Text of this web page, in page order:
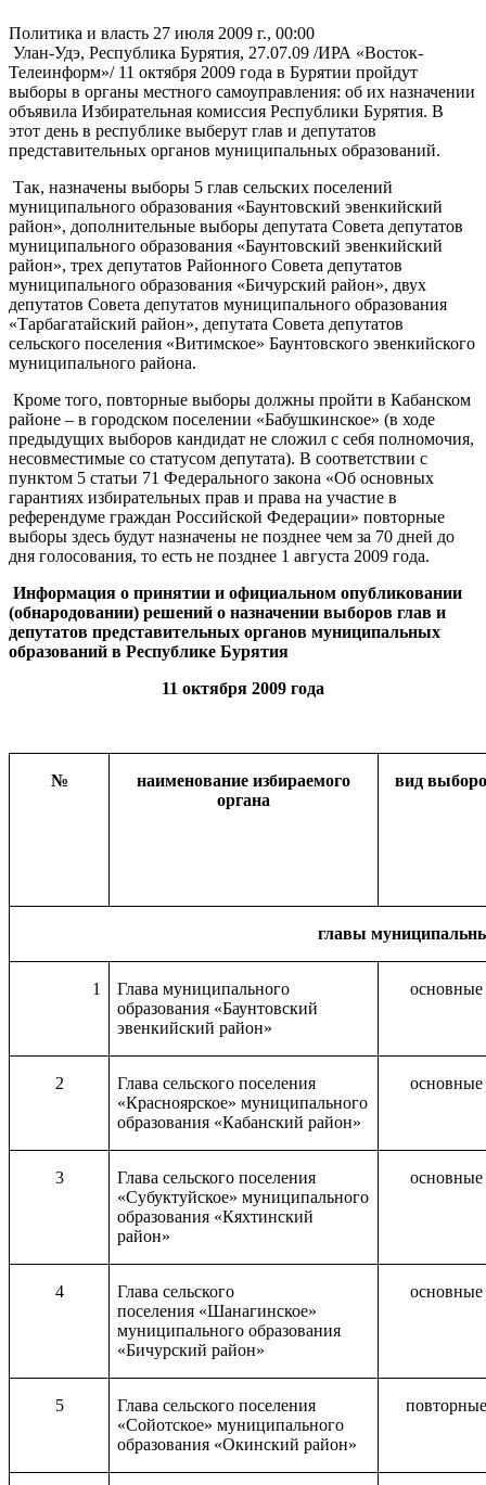
Политика и власть 27 июля 2009 г., 00:00
Улан-Удэ, Республика Бурятия, 27.07.09 /ИРА «Восток-
Телеинформ»/ 11 октября 2009 года в Бурятии пройдут
выборы в органы местного самоуправления: об их назначении
объявила Избирательная комиссия Республики Бурятия. В
этот день в республике выберут глав и депутатов
представительных органов муниципальных образований.
Так, назначены выборы 5 глав сельских поселений
муниципального образования «Баунтовский эвенкийский
район», дополнительные выборы депутата Совета депутатов
муниципального образования «Баунтовский эвенкийский
район», трех депутатов Районного Совета депутатов
муниципального образования «Бичурский район», двух
депутатов Совета депутатов муниципального образования
«Тарбагатайский район», депутата Совета депутатов
сельского поселения «Витимское» Баунтовского эвенкийского
муниципального района.
Кроме того, повторные выборы должны пройти в Кабанском
районе – в городском поселении «Бабушкинское» (в ходе
предыдущих выборов кандидат не сложил с себя полномочия,
несовместимые со статусом депутата). В соответствии с
пунктом 5 статьи 71 Федерального закона «Об основных
гарантиях избирательных прав и права на участие в
референдуме граждан Российской Федерации» повторные
выборы здесь будут назначены не позднее чем за 70 дней до
дня голосования, то есть не позднее 1 августа 2009 года.
Информация о принятии и официальном опубликовании
(обнародовании) решений о назначении выборов глав и
депутатов представительных органов муниципальных
образований в Республике Бурятия
11 октября 2009 года
№
наименование избираемого
органа
вид
главы
1
Глава муниципального
образования «Баунтовский
эвенкийский район»
основные
2
Глава сельского поселения
«Красноярское» муниципального
образования «Кабанский район»
основные
3
Глава сельского поселения
«Субуктуйское» муниципального
образования «Кяхтинский
район»
основные
4
Глава сельского
поселения «Шанагинское»
муниципального образования
«Бичурский район»
основные
5
Глава сельского поселения
«Сойотское» муниципального
образования «Окинский район»
повторные